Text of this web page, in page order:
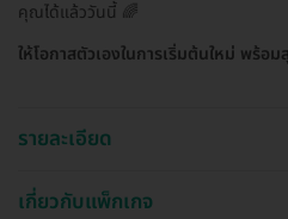
คุณได้แล้ววันนี้ 🌈
ให้โอกาสตัวเองในการเริ่มต้นใหม่ พร้อ
รายละเอียด
เกี่ยวกับแพ็กเกจ